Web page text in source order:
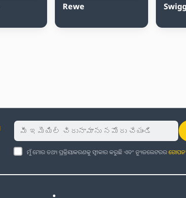
Rewe
ମୁଁ ମୋର ତଥ୍ୟ ପ୍ରକ୍ରିୟାକରଣକୁ ସ୍ୱୀକାର କରୁଛି ଏବଂ ନ୍ୟୁଜଲେଟରର